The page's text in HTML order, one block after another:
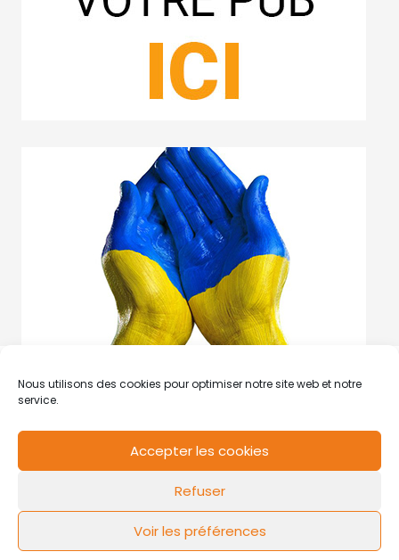
Nous utilisons des cookies pour optimiser notre site web et notre
service.
Accepter les cookies
Refuser
Voir les préférences
Mentions légales Politique de cookies
FLOW44